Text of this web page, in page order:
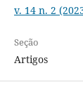
v. 14 n. 2
Seção
Artigos